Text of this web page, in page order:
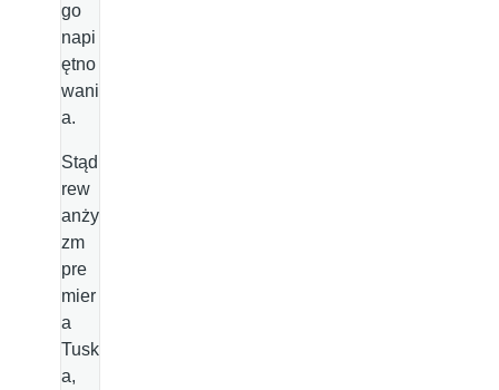
go
napi
ętno
wani
a.
Stąd
rew
anży
zm
pre
mier
a
Tusk
a,